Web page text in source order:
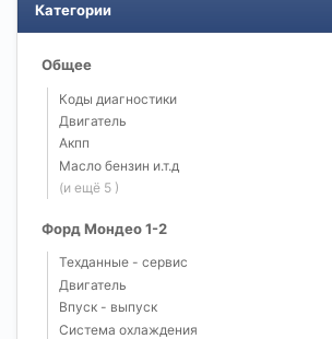
Категории
Общее
Коды диагностики
Двигатель
Акпп
Масло бензин и.т.д
(и ещё 5 )
Форд Мондео 1-2
Техданные - сервис
Двигатель
Впуск - выпуск
Система охлаждения